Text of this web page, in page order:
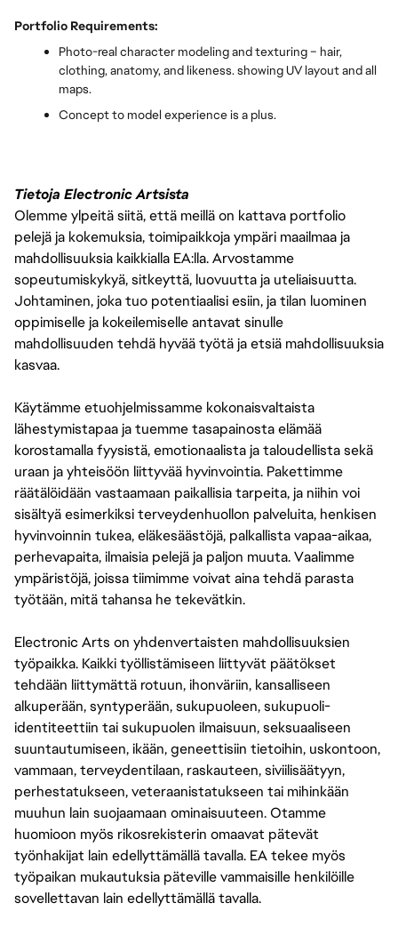
Portfolio Requirements:
Photo-real character modeling and texturing – hair,
clothing, anatomy, and likeness. showing UV layout and all
maps.
Concept to model experience is a plus.
Tietoja Electronic Artsista
Olemme ylpeitä siitä, että meillä on kattava portfolio
pelejä ja kokemuksia, toimipaikkoja ympäri maailmaa ja
mahdollisuuksia kaikkialla EA:lla. Arvostamme
sopeutumiskykyä, sitkeyttä, luovuutta ja uteliaisuutta.
Johtaminen, joka tuo potentiaalisi esiin, ja tilan luominen
oppimiselle ja kokeilemiselle antavat sinulle
mahdollisuuden tehdä hyvää työtä ja etsiä mahdollisuuksia
kasvaa.
Käytämme etuohjelmissamme kokonaisvaltaista
lähestymistapaa ja tuemme tasapainosta elämää
korostamalla fyysistä, emotionaalista ja taloudellista sekä
uraan ja yhteisöön liittyvää hyvinvointia. Pakettimme
räätälöidään vastaamaan paikallisia tarpeita, ja niihin voi
sisältyä esimerkiksi terveydenhuollon palveluita, henkisen
hyvinvoinnin tukea, eläkesäästöjä, palkallista vapaa-aikaa,
perhevapaita, ilmaisia pelejä ja paljon muuta. Vaalimme
ympäristöjä, joissa tiimimme voivat aina tehdä parasta
työtään, mitä tahansa he tekevätkin.
Electronic Arts on yhdenvertaisten mahdollisuuksien
työpaikka. Kaikki työllistämiseen liittyvät päätökset
tehdään liittymättä rotuun, ihonväriin, kansalliseen
alkuperään, syntyperään, sukupuoleen, sukupuoli-
identiteettiin tai sukupuolen ilmaisuun, seksuaaliseen
suuntautumiseen, ikään, geneettisiin tietoihin, uskontoon,
vammaan, terveydentilaan, raskauteen, siviilisäätyyn,
perhestatukseen, veteraanistatukseen tai mihinkään
muuhun lain suojaamaan ominaisuuteen. Otamme
huomioon myös rikosrekisterin omaavat pätevät
työnhakijat lain edellyttämällä tavalla. EA tekee myös
työpaikan mukautuksia päteville vammaisille henkilöille
sovellettavan lain edellyttämällä tavalla.